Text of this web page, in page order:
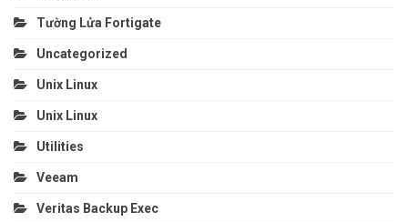
Tường Lửa Fortigate
Uncategorized
Unix Linux
Unix Linux
Utilities
Veeam
Veritas Backup Exec